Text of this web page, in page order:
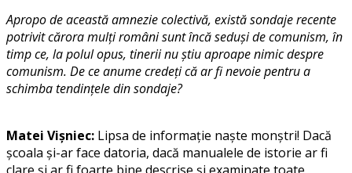
Apropo de această amnezie colectivă, există sondaje recente
potrivit cărora mulți români sunt încă seduși de comunism, în
timp ce, la polul opus, tinerii nu știu aproape nimic despre
comunism. De ce anume credeți că ar fi nevoie pentru a
schimba tendințele din sondaje?
Matei Vișniec: Lipsa de informație naște monștri! Dacă
școala și-ar face datoria, dacă manualele de istorie ar fi